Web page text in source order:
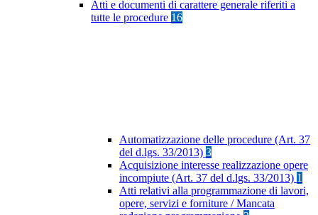
Atti e documenti di carattere generale riferiti a
tutte le procedure 16
Automatizzazione delle procedure (Art. 37
del d.lgs. 33/2013) 3
Acquisizione interesse realizzazione opere
incompiute (Art. 37 del d.lgs. 33/2013) 1
Atti relativi alla programmazione di lavori,
opere, servizi e forniture / Mancata